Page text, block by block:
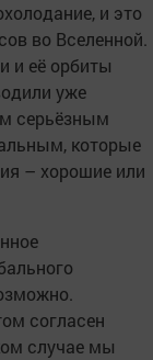
и это
во Вселенной.
и её орбиты
уже
серьёзным
которые
– хорошие или
согласен
случае мы